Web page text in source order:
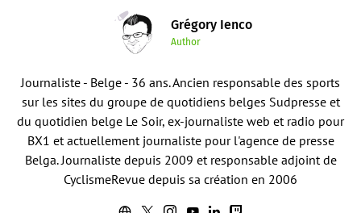
Grégory Ienco
Author
Journaliste - Belge - 36 ans. Ancien responsable des sports
sur les sites du groupe de quotidiens belges Sudpresse et
du quotidien belge Le Soir, ex-journaliste web et radio pour
BX1 et actuellement journaliste pour l'agence de presse
Belga. Journaliste depuis 2009 et responsable adjoint de
CyclismeRevue depuis sa création en 2006